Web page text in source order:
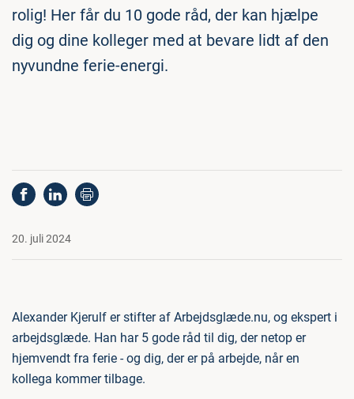
rolig! Her får du 10 gode råd, der kan hjælpe
dig og dine kolleger med at bevare lidt af den
nyvundne ferie-energi.
20. juli 2024
Alexander Kjerulf er stifter af Arbejdsglæde.nu, og ekspert i
arbejdsglæde. Han har 5 gode råd til dig, der netop er
hjemvendt fra ferie - og dig, der er på arbejde, når en
kollega kommer tilbage.